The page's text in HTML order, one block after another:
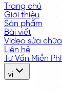
Trang chủ
Giới thiệu
Sản phẩm
Bài viết
Video sửa chữa
Liên hệ
Tư Vấn Miễn Phí
vi